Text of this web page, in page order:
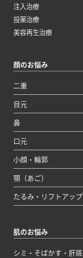
注入治療
投薬治療
美容再生治療
顔のお悩み
二重
目元
鼻
口元
小顔・輪郭
顎（あご）
たるみ・リフトアップ
肌のお悩み
シミ・そばかす・肝斑